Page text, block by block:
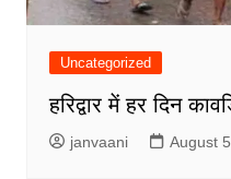
Uncategorized
हरिद्वार में हर दिन
janvaani August